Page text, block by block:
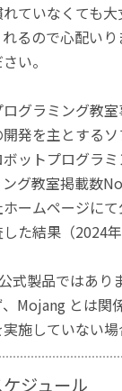
ていなくても
るので心配い
い。
グラミング教
発を主とする
ットプログラ
グ教室掲載数
ームページに
た結果（2024年
式製品ではあり
Mojang とは関
施していない場
ジュール